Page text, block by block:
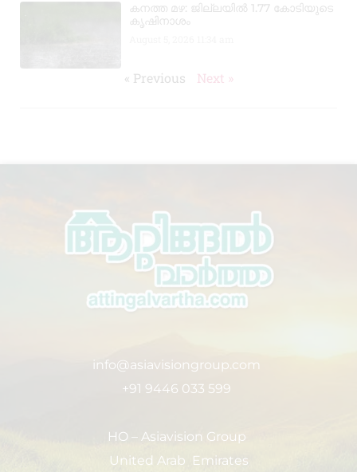
കനത്ത മഴ: ജില്ലയിൽ 1.77 കോടിയുടെ
കൃഷിനാശം
« Previous Next »
info@asiavisiongroup.com
+91 9446 033 599
HO – Asiavision Group
United Arab Emirates